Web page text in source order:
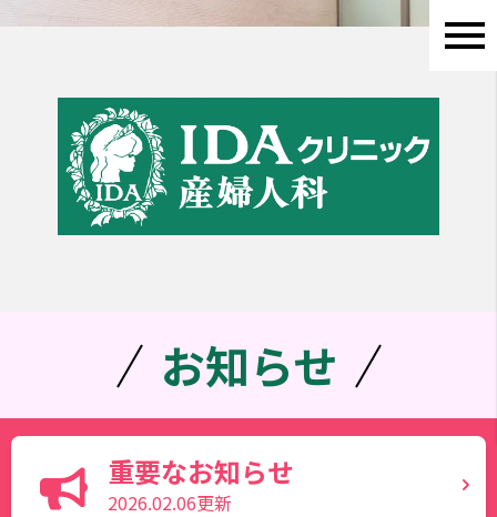
お知らせ
重要なお知らせ
2026.02.06更新